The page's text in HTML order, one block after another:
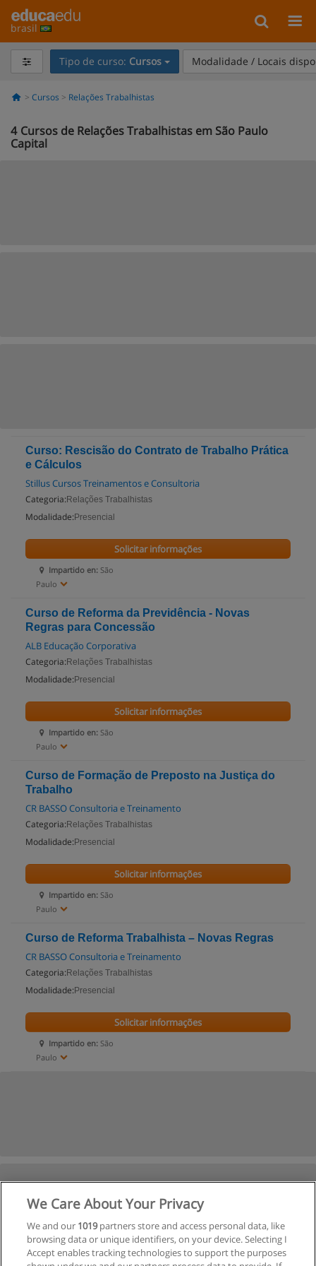
brasil
Tipo de curso: Cursos Modalidade / Locais
Cursos Relações Trabalhistas
4 Cursos de Relações Trabalhistas em São Paulo
Capital
Curso: Rescisão do Contrato de Trabalho Prática
e Cálculos
Stillus Cursos Treinamentos e Consultoria
Categoria: Relações Trabalhistas
Modalidade: Presencial
Impartido en: São
Paulo
Solicitar informações
Curso de Reforma da Previdência - Novas
Regras para Concessão
ALB Educação Corporativa
Categoria: Relações Trabalhistas
Modalidade: Presencial
Impartido en: São
Paulo
Solicitar informações
Curso de Formação de Preposto na Justiça do
Trabalho
CR BASSO Consultoria e Treinamento
Categoria: Relações Trabalhistas
Modalidade: Presencial
Impartido en: São
Paulo
Solicitar informações
Curso de Reforma Trabalhista – Novas Regras
CR BASSO Consultoria e Treinamento
Categoria: Relações Trabalhistas
Modalidade: Presencial
Impartido en: São
Paulo
Solicitar informações
We Care About Your Privacy
We and our 1019partners store and access personal data, like
browsing data or unique identifiers, on your device. Selecting I
Accept enables tracking technologies to support the purposes